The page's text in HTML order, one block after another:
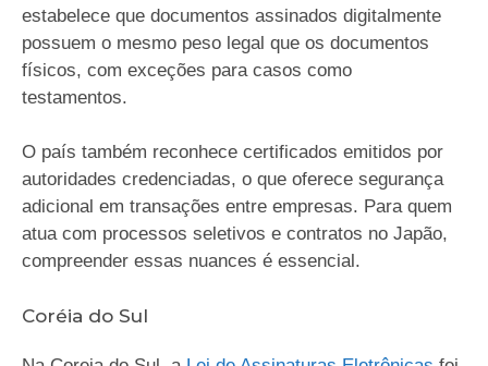
estabelece que documentos assinados digitalmente
possuem o mesmo peso legal que os documentos
físicos, com exceções para casos como
testamentos.
O país também reconhece certificados emitidos por
autoridades credenciadas, o que oferece segurança
adicional em transações entre empresas. Para quem
atua com processos seletivos e contratos no Japão,
compreender essas nuances é essencial.
Coréia do Sul